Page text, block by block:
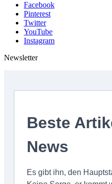
Facebook
Pinterest
Twitter
YouTube
Instagram
Newsletter